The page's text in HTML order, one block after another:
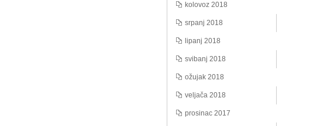
kolovoz 2018
srpanj 2018
lipanj 2018
svibanj 2018
ožujak 2018
veljača 2018
prosinac 2017